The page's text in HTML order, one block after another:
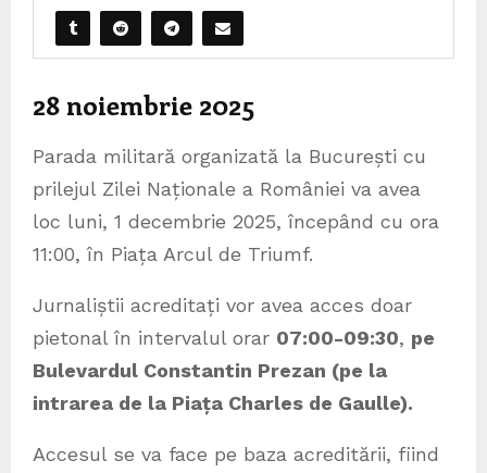
28 noiembrie 2025
Parada militară organizată la București cu
prilejul Zilei Naționale a României va avea
loc luni, 1 decembrie 2025, începând cu ora
11:00, în Piața Arcul de Triumf.
Jurnaliștii acreditați vor avea acces doar
pietonal în intervalul orar 07:00-09:30, pe
Bulevardul Constantin Prezan (pe la
intrarea de la Piața Charles de Gaulle).
Accesul se va face pe baza acreditării, fiind